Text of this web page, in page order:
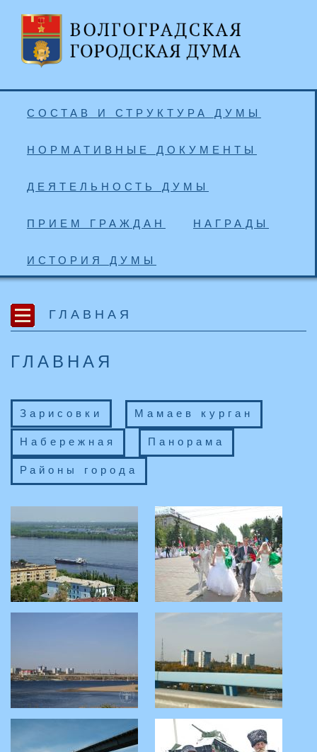
СОСТАВ И СТРУКТУРА ДУМЫ
НОРМАТИВНЫЕ ДОКУМЕНТЫ
ДЕЯТЕЛЬНОСТЬ ДУМЫ
ПРИЕМ ГРАЖДАН НАГРАДЫ
ИСТОРИЯ ДУМЫ
ГЛАВНАЯ
ГЛАВНАЯ
Зарисовки Мамаев курган
Набережная Панорама
Районы города